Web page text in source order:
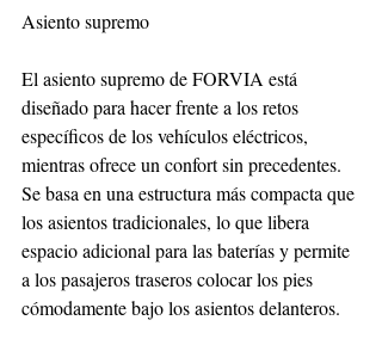
Asiento supremo
El asiento supremo de FORVIA está
diseñado para hacer frente a los retos
específicos de los vehículos eléctricos,
mientras ofrece un confort sin precedentes.
Se basa en una estructura más compacta que
los asientos tradicionales, lo que libera
espacio adicional para las baterías y permite
a los pasajeros traseros colocar los pies
cómodamente bajo los asientos delanteros.